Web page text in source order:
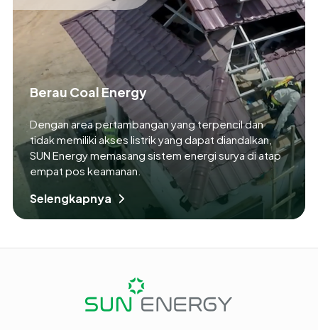
Berau Coal Energy
Dengan area pertambangan yang terpencil dan
tidak memiliki akses listrik yang dapat diandalkan,
SUN Energy memasang sistem energi surya di atap
empat pos keamanan.
Selengkapnya